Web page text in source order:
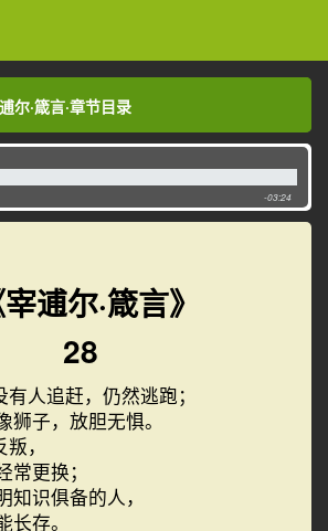
宰逋尔·箴言·章节目录
尔·箴言·章节目录
-03:24
宰逋尔·箴言》
28
人追赶，仍然逃跑；
狮子，放胆无惧。
，
常更换；
知识俱备的人，
长存。